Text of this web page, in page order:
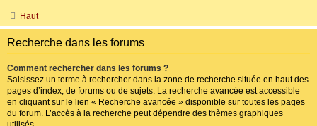
Haut
Recherche dans les forums
Comment rechercher dans les forums ?
Saisissez un terme à rechercher dans la zone de recherche située en haut des
pages d’index, de forums ou de sujets. La recherche avancée est accessible
en cliquant sur le lien « Recherche avancée » disponible sur toutes les pages
du forum. L’accès à la recherche peut dépendre des thèmes graphiques